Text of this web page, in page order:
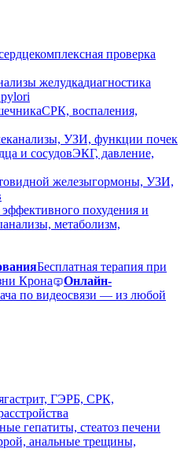
комплексная проверка
желудкадиагностика
СРК, воспаления,
анализы, УЗИ, функции почек
и сосудовЭКГ, давление,
железыгормоны, УЗИ,
похудения и
анализы, метаболизм,
Бесплатная терапия при
Крона
Онлайн-
по видеосвязи — из любой
гастрит, ГЭРБ, СРК,
гепатиты, стеатоз печени
анальные трещины,